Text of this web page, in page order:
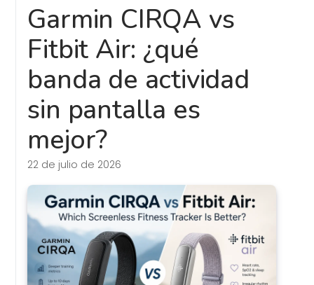
Garmin CIRQA vs
Fitbit Air: ¿qué
banda de actividad
sin pantalla es
mejor?
22 de julio de 2026